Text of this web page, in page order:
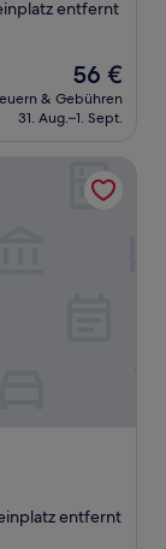
entfernt
Der
Preis
beträgt
56 €
& Gebühren
31. Aug.–1. Sept.
entfernt